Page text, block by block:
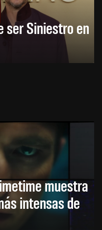
ser Siniestro en
muestra
intensas de